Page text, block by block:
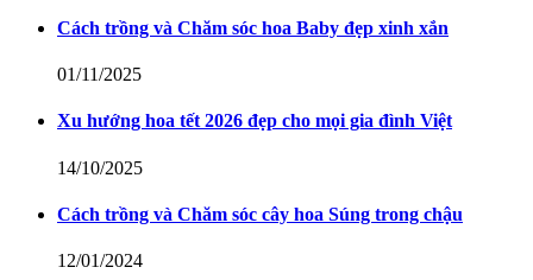
Cách trồng và Chăm sóc hoa Baby đẹp xinh xắn
01/11/2025
Xu hướng hoa tết 2026 đẹp cho mọi gia đình Việt
14/10/2025
Cách trồng và Chăm sóc cây hoa Súng trong chậu
12/01/2024